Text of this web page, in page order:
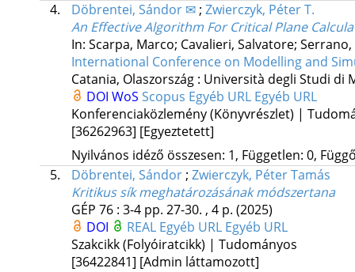
4.
Döbrentei, Sándor ✉; Zwierczyk, Péter T.
An Effective Algorithm For Critical Plane
In: Scarpa, Marco; Cavalieri, Salvatore;
International Conference on Modelling and
Catania, Olaszország : Università degli Studi di
DOI WoS Scopus Egyéb URL Egyéb URL
Konferenciaközlemény (Könyvrészlet) |
[36262963] [Egyeztetett]
Nyilvános idéző összesen: 1, Független: 0,
5.
Döbrentei, Sándor; Zwierczyk, Péter Tamás
Kritikus sík meghatározásának módszertana
GÉP 76: 3-4 pp. 27-30. , 4 p. (2025)
DOI
REAL Egyéb URL Egyéb URL
Szakcikk (Folyóiratcikk) | Tudományos
[36422841] [Admin láttamozott]